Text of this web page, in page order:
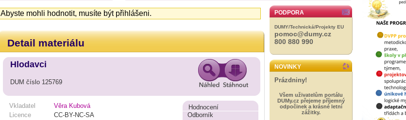
Abyste mohli hodnotit, musíte být přihlášeni.
Detail materiálu
Hlodavci
DUM číslo 125769
Vkladatel
Věra Kubová
Licence
CC-BY-NC-SA
Hodnocení
Odborník
PODPORA
DUMY/Technická/Projekty EU
pomoc@dumy.cz
800 880 990
NOVINKY
Prázdniny!
Všem uživatelům portálu
DUMy.cz přejeme příjemný
odpočinek a krásné letní
zážitky.